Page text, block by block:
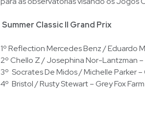
Summer Classic II Grand Prix
1º Reflection Mercedes Benz / Eduardo
2º Chello Z / Josephina Nor-Lantzman
3º Socrates De Midos / Michelle Parker
4º Bristol / Rusty Stewart – Grey Fox